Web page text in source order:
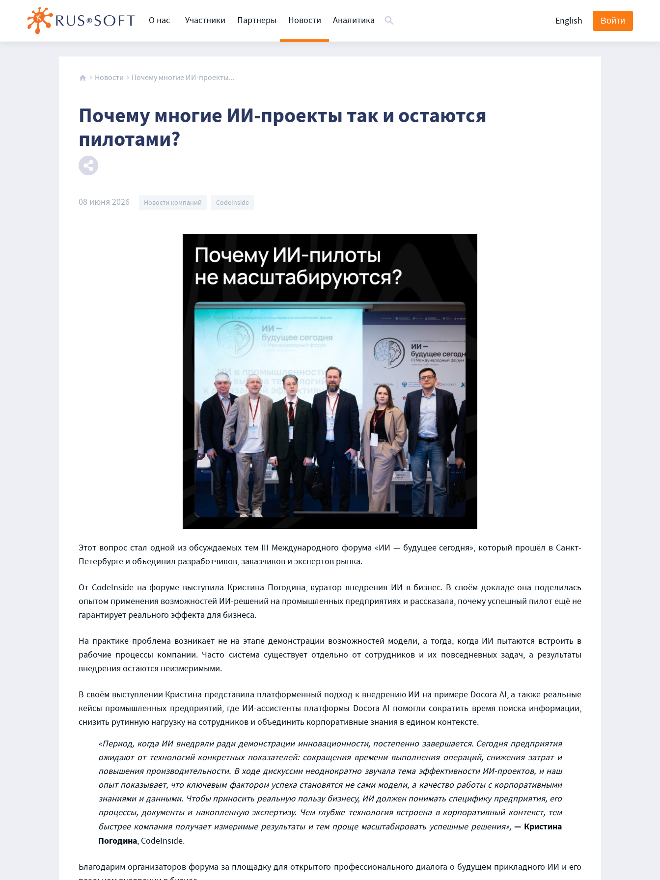
О нас Участники Партнеры Новости Аналитика English Войти
Новости Почему многие ИИ-проекты...
Почему многие ИИ-проекты так и остаются
пилотами?
08 июня 2026 Новости компаний CodeInside
Этот вопрос стал одной из обсуждаемых тем III Международного форума «ИИ — будущее сегодня», который прошёл в Санкт-
Петербурге и объединил разработчиков, заказчиков и экспертов рынка.
От CodeInside на форуме выступила Кристина Погодина, куратор внедрения ИИ в бизнес. В своём докладе она поделилась
опытом применения возможностей ИИ-решений на промышленных предприятиях и рассказала, почему успешный пилот ещё не
гарантирует реального эффекта для бизнеса.
На практике проблема возникает не на этапе демонстрации возможностей модели, а тогда, когда ИИ пытаются встроить в
рабочие процессы компании. Часто система существует отдельно от сотрудников и их повседневных задач, а результаты
внедрения остаются неизмеримыми.
В своём выступлении Кристина представила платформенный подход к внедрению ИИ на примере Docora AI, а также реальные
кейсы промышленных предприятий, где ИИ-ассистенты платформы Docora AI помогли сократить время поиска информации,
снизить рутинную нагрузку на сотрудников и объединить корпоративные знания в едином контексте.
«Период, когда ИИ внедряли ради демонстрации инновационности, постепенно завершается. Сегодня предприятия
ожидают от технологий конкретных показателей: сокращения времени выполнения операций, снижения затрат и
повышения производительности. В ходе дискуссии неоднократно звучала тема эффективности ИИ-проектов, и наш
опыт показывает, что ключевым фактором успеха становятся не сами модели, а качество работы с корпоративными
знаниями и данными. Чтобы приносить реальную пользу бизнесу, ИИ должен понимать специфику предприятия, его
процессы, документы и накопленную экспертизу. Чем глубже технология встроена в корпоративный контекст, тем
быстрее компания получает измеримые результаты и тем проще масштабировать успешные решения», — Кристина
Погодина, CodeInside.
Благодарим организаторов форума за площадку для открытого профессионального диалога о будущем прикладного ИИ и его